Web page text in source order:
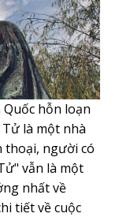
hỗn loạn
là một nhà
thoại, người có
vẫn là một
nhất về
tiết về cuộc